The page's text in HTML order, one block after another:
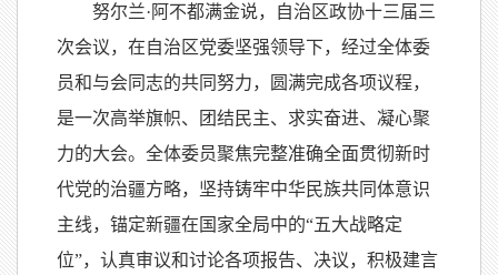
努尔兰·阿不都满金说，自治区政协十三届三
次会议，在自治区党委坚强领导下，经过全体委
员和与会同志的共同努力，圆满完成各项议程，
是一次高举旗帜、团结民主、求实奋进、凝心聚
力的大会。全体委员聚焦完整准确全面贯彻新时
代党的治疆方略，坚持铸牢中华民族共同体意识
主线，锚定新疆在国家全局中的“五大战略定
位”，认真审议和讨论各项报告、决议，积极建言